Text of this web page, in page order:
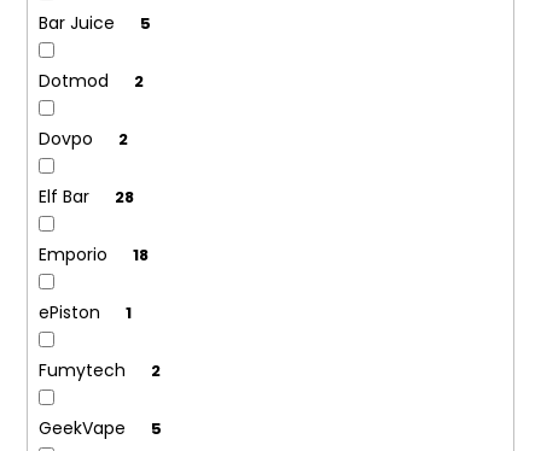
Bar Juice 5
Dotmod 2
Dovpo 2
Elf Bar 28
Emporio 18
ePiston 1
Fumytech 2
GeekVape 5